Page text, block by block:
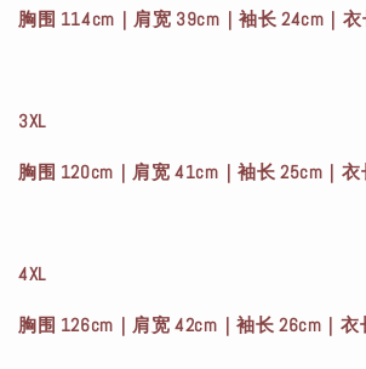
胸围 114cm｜肩宽 39cm｜袖长 24cm｜
3XL
胸围 120cm｜肩宽 41cm｜袖长 25cm｜衣
4XL
胸围 126cm｜肩宽 42cm｜袖长 26cm｜衣